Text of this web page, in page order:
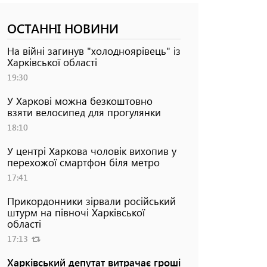
ОСТАННІ НОВИНИ
На війні загинув "холодноярівець" із
Харківської області
19:30
У Харкові можна безкоштовно
взяти велосипед для прогулянки
18:10
У центрі Харкова чоловік вихопив у
перехожої смартфон біля метро
17:41
Прикордонники зірвали російський
штурм на півночі Харківської
області
17:13
Харківський депутат витрачає гроші